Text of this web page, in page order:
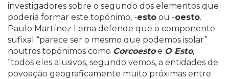
investigadores sobre o segundo dos elementos que
poderia formar este topónimo, -esto ou -oesto.
Paulo Martínez Lema defende que o componente
sufixal “parece ser o mesmo que podemos isolar”
noutros topónimos como Corcoestoe O Esto,
“todos eles alusivos, segundo vemos, a entidades de
povoação geograficamente muito próximas entre